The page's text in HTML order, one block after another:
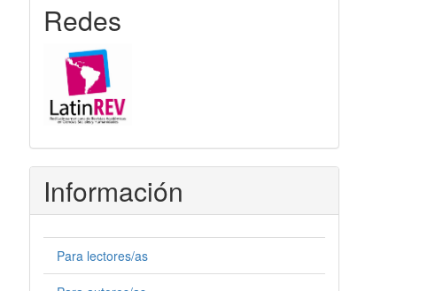
Redes
Información
Para lectores/as